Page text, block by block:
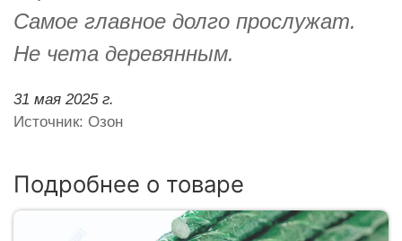
Самое главное долго прослужат.
Не чета деревянным.
31 мая 2025 г.
Источник: Озон
Подробнее о товаре